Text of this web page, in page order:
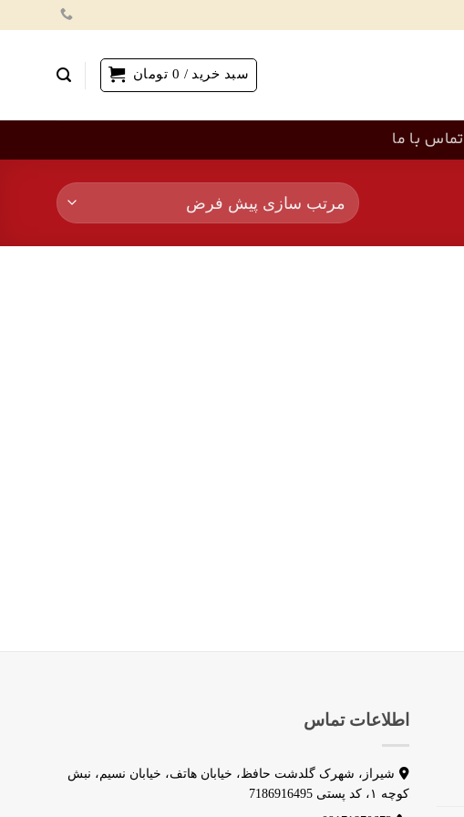
سبد خرید / 0 تومان
تماس با ما
اطلاعات تماس
شیراز، شهرک گلدشت حافظ، خیابان هاتف، خیابان نسیم، نبش
کوچه ۱، کد پستی 7186916495